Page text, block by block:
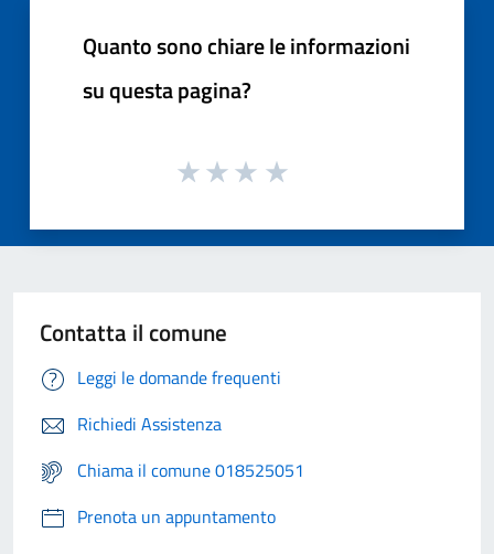
Quanto sono chiare le informazioni
su questa pagina?
Contatta il comune
Leggi le domande frequenti
Richiedi Assistenza
Chiama il comune 018525051
Prenota un appuntamento